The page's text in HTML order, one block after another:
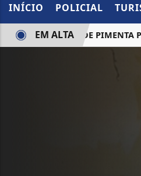
INÍCIO POLICIAL
DE SPRAY DE PIMENTA PARA
EM ALTA